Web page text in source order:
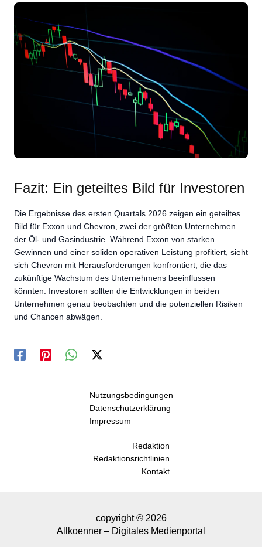
Fazit: Ein geteiltes Bild für Investoren
Die Ergebnisse des ersten Quartals 2026 zeigen ein geteiltes
Bild für Exxon und Chevron, zwei der größten Unternehmen
der Öl- und Gasindustrie. Während Exxon von starken
Gewinnen und einer soliden operativen Leistung profitiert, sieht
sich Chevron mit Herausforderungen konfrontiert, die das
zukünftige Wachstum des Unternehmens beeinflussen
könnten. Investoren sollten die Entwicklungen in beiden
Unternehmen genau beobachten und die potenziellen Risiken
und Chancen abwägen.
Nutzungsbedingungen
Datenschutzerklärung
Impressum
Redaktion
Redaktionsrichtlinien
Kontakt
copyright © 2026
Allkoenner – Digitales Medienportal